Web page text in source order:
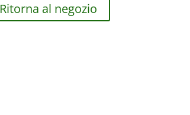
Ritorna al negozio